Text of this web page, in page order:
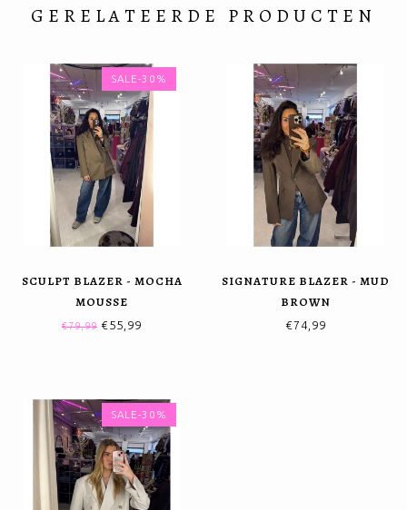
GERELATEERDE PRODUCTEN
SALE-30%
SCULPT BLAZER - MOCHA
MOUSSE
€79,99 €55,99
SIGNATURE BLAZER - MUD
BROWN
€74,99
SALE-30%